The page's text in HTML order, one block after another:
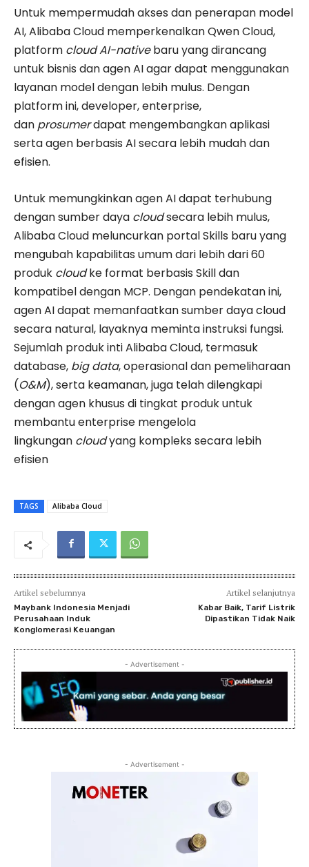
Untuk mempermudah akses dan penerapan model
AI, Alibaba Cloud memperkenalkan Qwen Cloud,
platform cloudAI-nativebaru yang dirancang
untuk bisnis dan agen AI agar dapat menggunakan
layanan model dengan lebih mulus. Dengan
platform ini, developer, enterprise,
dan prosumerdapat mengembangkan aplikasi
serta agen berbasis AI secara lebih mudah dan
efisien.
Untuk memungkinkan agen AI dapat terhubung
dengan sumber daya cloudsecara lebih mulus,
Alibaba Cloud meluncurkan portal Skills baru yang
mengubah kapabilitas umum dari lebih dari 60
produk cloudke format berbasis Skill dan
kompatibel dengan MCP. Dengan pendekatan ini,
agen AI dapat memanfaatkan sumber daya cloud
secara natural, layaknya meminta instruksi fungsi.
Sejumlah produk inti Alibaba Cloud, termasuk
database, big data, operasional dan pemeliharaan
(O&M), serta keamanan, juga telah dilengkapi
dengan agen khusus di tingkat produk untuk
membantu enterprise mengelola
lingkungan cloudyang kompleks secara lebih
efisien
TAGS Alibaba Cloud
Artikel sebelumnya
Maybank Indonesia Menjadi
Perusahaan Induk
Konglomerasi Keuangan
Artikel selanjutnya
Kabar Baik, Tarif Listrik
Dipastikan Tidak Naik
- Advertisement -
- Advertisement -